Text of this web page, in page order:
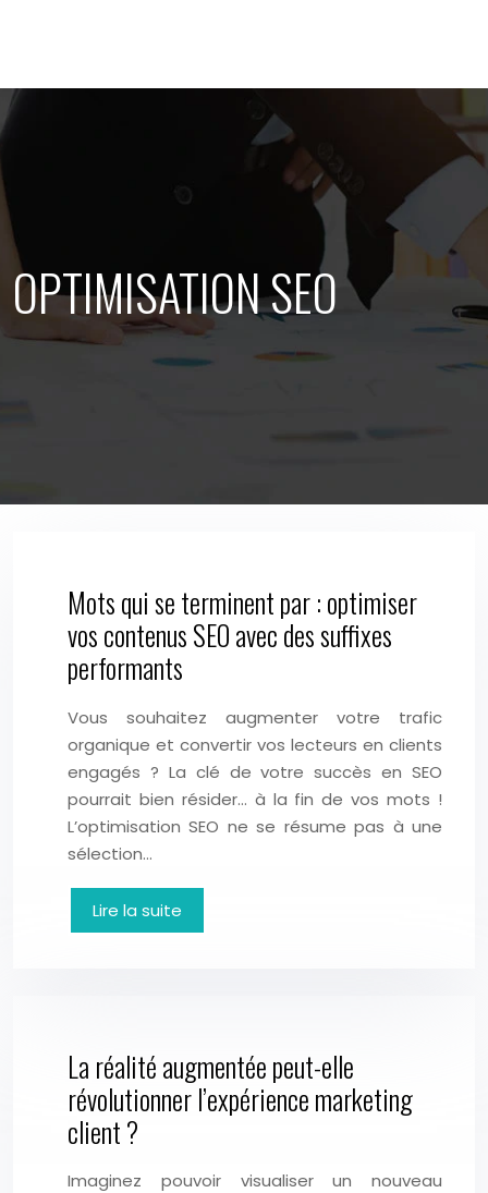
OPTIMISATION SEO
Mots qui se terminent par : optimiser
vos contenus SEO avec des suffixes
performants
Vous souhaitez augmenter votre trafic
organique et convertir vos lecteurs en clients
engagés ? La clé de votre succès en SEO
pourrait bien résider… à la fin de vos mots !
L’optimisation SEO ne se résume pas à une
sélection…
Lire la suite
La réalité augmentée peut-elle
révolutionner l’expérience marketing
client ?
Imaginez pouvoir visualiser un nouveau